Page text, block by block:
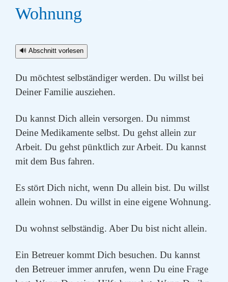
Wohnung
🔊 Abschnitt vorlesen
Du möchtest selbständiger werden. Du willst bei
Deiner Familie ausziehen.
Du kannst Dich allein versorgen. Du nimmst
Deine Medikamente selbst. Du gehst allein zur
Arbeit. Du gehst pünktlich zur Arbeit. Du kannst
mit dem Bus fahren.
Es stört Dich nicht, wenn Du allein bist. Du willst
allein wohnen. Du willst in eine eigene Wohnung.
Du wohnst selbständig. Aber Du bist nicht allein.
Ein Betreuer kommt Dich besuchen. Du kannst
den Betreuer immer anrufen, wenn Du eine Frage